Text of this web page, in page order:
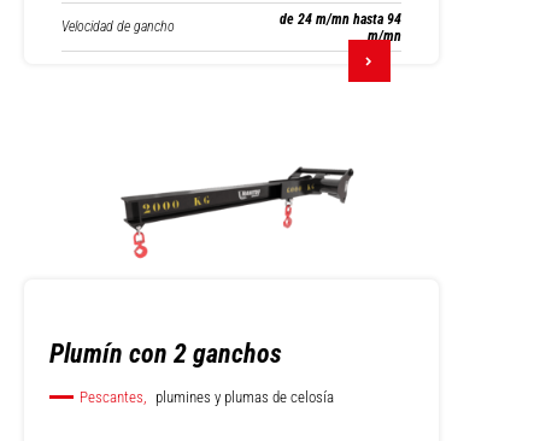
Velocidad de gancho
de 24 m/mn hasta 94
m/mn
Plumín con 2 ganchos
Pescantes, plumines y plumas de celosía